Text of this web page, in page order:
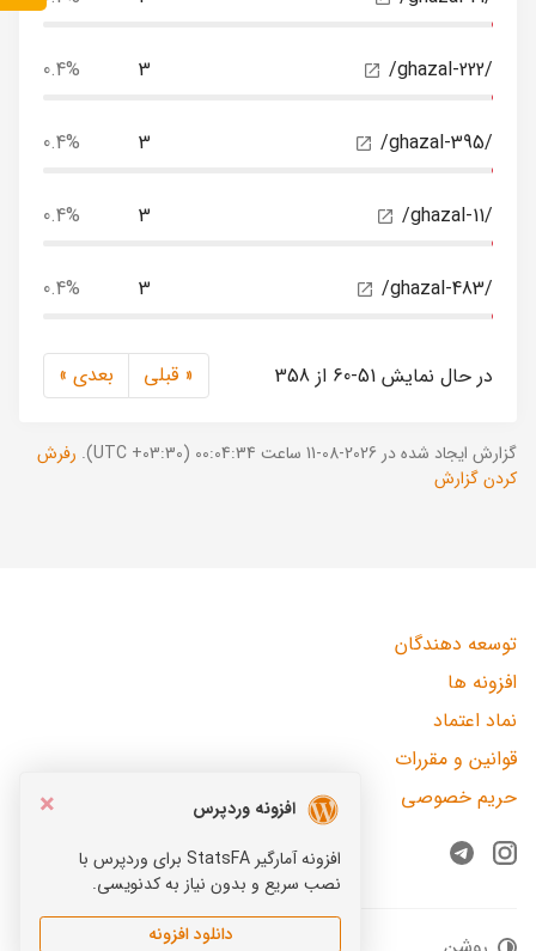
/ghazal-222/
3
0.4%
/ghazal-395/
3
0.4%
/ghazal-11/
3
0.4%
/ghazal-483/
3
0.4%
در حال نمایش 51-60 از 358 « قبلی بعدی »
گزارش ایجاد شده در 2026-08-11 ساعت 00:04:34 (UTC +03:30).
رفرش
کردن گزارش
×
افزونه وردپرس
افزونه آمارگیر StatsFA برای وردپرس با
نصب سریع و بدون نیاز به کدنویسی.
دانلود افزونه
توسعه دهندگان
افزونه ها
نماد اعتماد
قوانین و مقررات
حریم خصوصی
Instagram
Telegram